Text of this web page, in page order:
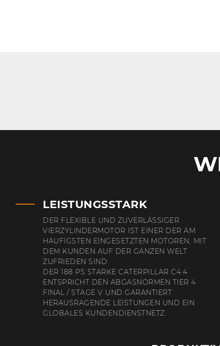
LEISTUNGSSTARK
DER FLEXIBLE UND ZUVERLÄSSIGER
VIERZYLINDERMOTOR IST EINER DER AM
HÄUFIGSTEN EINGESETZTEN MOTOREN, MIT
DEM KUNDEN AUF DER GANZEN WELT
ZUFRIEDEN SIND.
DER 188 PS STARKE CATERPILLAR C4.4
ENTSPRICHT DEN ABGASNORMEN TIER 4
FINAL / STAGE V UND GARANTIERT
HERAUSRAGENDE LEISTUNGEN UND EIN
GLOBALES KUNDENDIENSTNETZ.